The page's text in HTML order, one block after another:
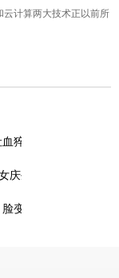
云计算两大技术正以前所
雅集"新昌大佛龙井
猝死，经常熬夜喝酒
庆生
亲自驾车超甜蜜
变形纹路多有双下巴